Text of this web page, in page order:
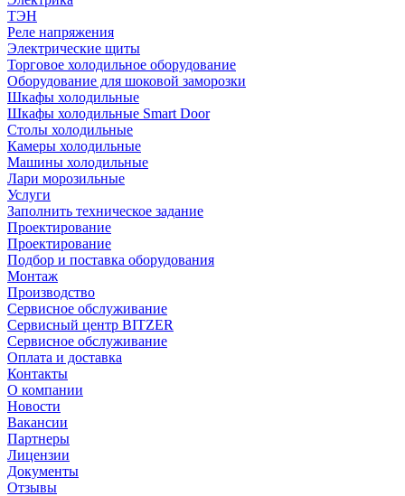
ТЭН
Реле напряжения
Электрические щиты
Торговое холодильное оборудование
Оборудование для шоковой заморозки
Шкафы холодильные
Шкафы холодильные Smart Door
Столы холодильные
Камеры холодильные
Машины холодильные
Лари морозильные
Услуги
Заполнить техническое задание
Проектирование
Проектирование
Подбор и поставка оборудования
Монтаж
Производство
Сервисное обслуживание
Сервисный центр BITZER
Сервисное обслуживание
Оплата и доставка
Контакты
О компании
Новости
Вакансии
Партнеры
Лицензии
Документы
Отзывы